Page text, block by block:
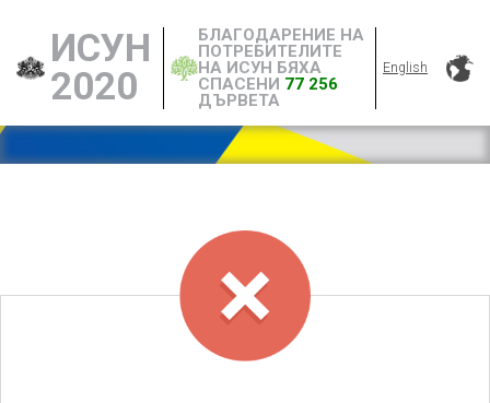
ИСУН
2020
БЛАГОДАРЕНИЕ НА
ПОТРЕБИТЕЛИТЕ
НА ИСУН БЯХА
СПАСЕНИ 77 256
ДЪРВЕТА
English